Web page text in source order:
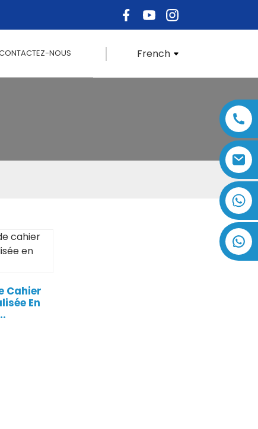
NOUS French
Cahier
En